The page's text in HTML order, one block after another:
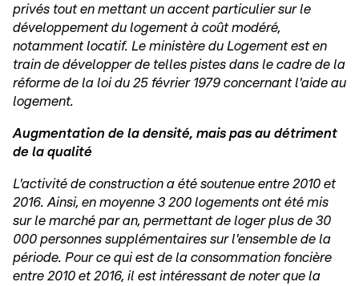
privés tout en mettant un accent particulier sur le
développement du logement à coût modéré,
notamment locatif. Le ministère du Logement est en
train de développer de telles pistes dans le cadre de la
réforme de la loi du 25 février 1979 concernant l'aide au
logement.
Augmentation de la densité, mais pas au détriment
de la qualité
L'activité de construction a été soutenue entre 2010 et
2016. Ainsi, en moyenne 3 200 logements ont été mis
sur le marché par an, permettant de loger plus de 30
000 personnes supplémentaires sur l'ensemble de la
période. Pour ce qui est de la consommation foncière
entre 2010 et 2016, il est intéressant de noter que la